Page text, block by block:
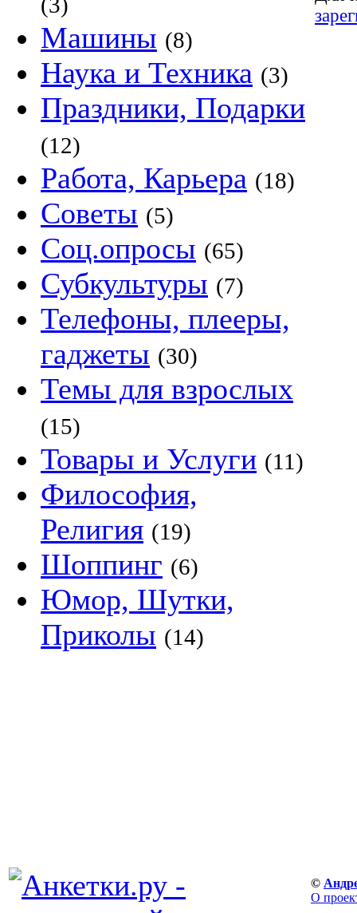
Машины (8)
Наука и Техника (3)
Праздники, Подарки
(12)
Работа, Карьера (18)
Советы (5)
Соц.опросы (65)
Субкультуры (7)
Телефоны, плееры,
гаджеты (30)
Темы для взрослых
(15)
Товары и Услуги (11)
Философия,
Религия (19)
Шоппинг (6)
Юмор, Шутки,
Приколы (14)
©
О